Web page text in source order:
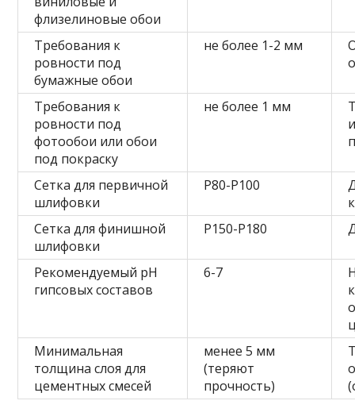
флизелиновые обои
Требования к
ровности под
бумажные обои
не более 1-2 мм
Требования к
ровности под
фотообои или обои
под покраску
не более 1 мм
Сетка для первичной
шлифовки
P80-P100
Сетка для финишной
шлифовки
P150-P180
Рекомендуемый pH
гипсовых составов
6-7
Минимальная
толщина слоя для
цементных смесей
менее 5 мм
(теряют
прочность)